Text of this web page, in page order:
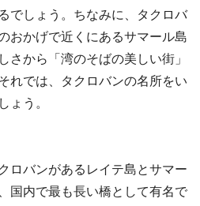
でしょう。ちなみに、タクロバ
おかげで近くにあるサマール島
さから「湾のそばの美しい街」
れでは、タクロバンの名所をい
ょう。
ロバンがあるレイテ島とサマー
国内で最も長い橋として有名で